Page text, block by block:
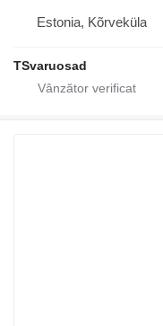
Estonia, Kõrveküla
TSvaruosad